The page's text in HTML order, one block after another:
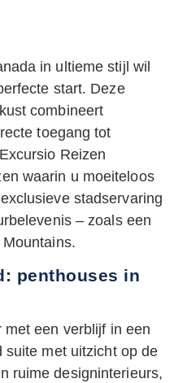
in ultieme stijl wil
start. Deze
combineert
toegang tot
Reizen
waarin u moeiteloos
stadservaring
– zoals een
penthouses in
een verblijf in een
suite met uitzicht op de
ruime designinterieurs,